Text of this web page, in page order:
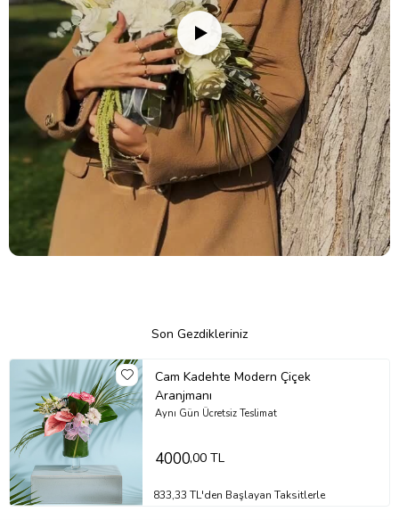
Son Gezdikleriniz
Cam Kadehte Modern Çiçek
Aranjmanı
Aynı Gün Ücretsiz Teslimat
4000,00 TL
833,33 TL'den Başlayan Taksitlerle